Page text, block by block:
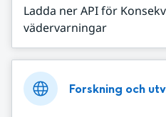
Ladda ner API för
vädervarningar
Forskning och